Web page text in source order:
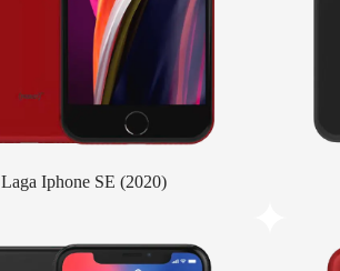
Laga Iphone SE (2020)